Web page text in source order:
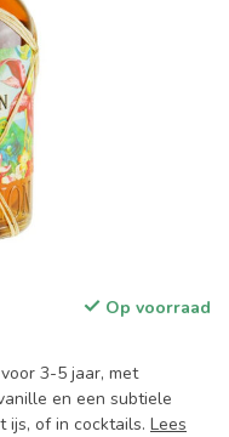
Op voorraad
3-5 jaar, met
en een subtiele
ijs, of in cocktails. Lees